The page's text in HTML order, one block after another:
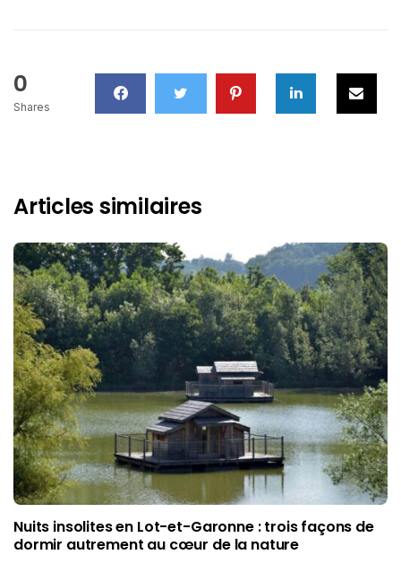
0
Shares
Articles similaires
Nuits insolites en Lot-et-Garonne : trois façons de
dormir autrement au cœur de la nature